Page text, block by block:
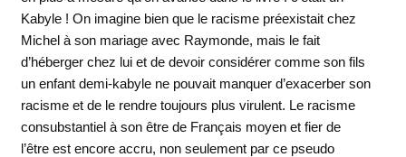
Kabyle ! On imagine bien que le racisme préexistait chez
Michel à son mariage avec Raymonde, mais le fait
d’héberger chez lui et de devoir considérer comme son fils
un enfant demi-kabyle ne pouvait manquer d’exacerber son
racisme et de le rendre toujours plus virulent. Le racisme
consubstantiel à son être de Français moyen et fier de
l’être est encore accru, non seulement par ce pseudo